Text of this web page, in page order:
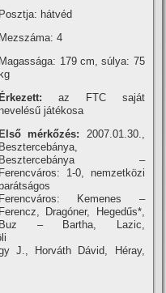
Posztja: hátvéd
Mezszáma: 4
Magassága: 179 cm, súlya: 75
kg
Érkezett: az FTC saját
nevelésű játékosa
Első mérkőzés: 2007.01.30.,
Besztercebánya,
Besztercebánya –
Ferencváros: 1-0, nemzetközi
barátságos
Ferencváros: Kemenes –
Ferencz, Dragóner, Hegedűs*,
Buz – Bartha, Lazic,
J., Horváth Dávid, Héray,